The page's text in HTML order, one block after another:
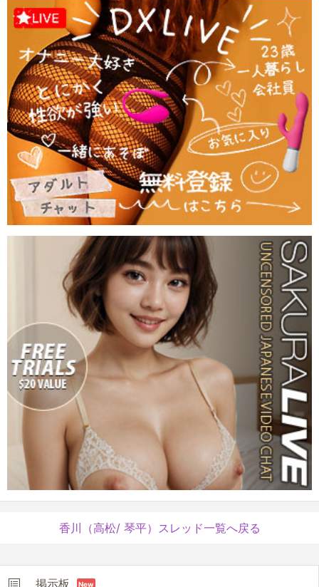
香川（高松/ 琴平）スレッド一覧へ戻る
掲示板 New